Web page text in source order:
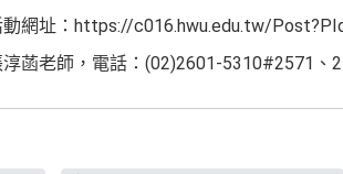
網址：https://c016.hwu.edu.tw/
菡老師，電話：(02)2601-5310#2571、